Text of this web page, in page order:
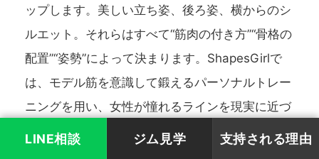
ップします。美しい立ち姿、後ろ姿、横からのシ
ルエット。それらはすべて“筋肉の付き方”“骨格の
配置”“姿勢”によって決まります。ShapesGirlで
は、モデル筋を意識して鍛えるパーソナルトレー
ニングを用い、女性が憧れるラインを現実に近づ
けていきます。
LINE相談 ジム見学 支持される理由